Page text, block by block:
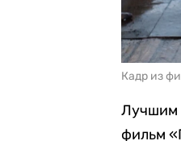
Кадр из
Лучшим
фильм